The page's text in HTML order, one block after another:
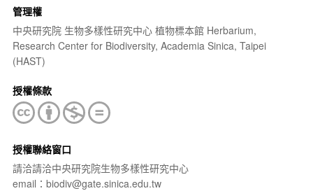
管理權
中央研究院 生物多樣性研究中心 植物標本館 Herbarium,
Research Center for Biodiversity, Academia Sinica, Taipei
(HAST)
授權條款
授權聯絡窗口
請洽請洽中央研究院生物多樣性研究中心
email：biodiv@gate.sinica.edu.tw